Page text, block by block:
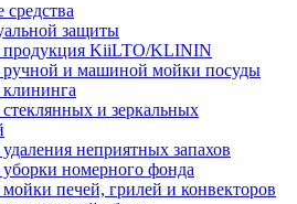
защиты
продукция KiiLTO/KLININ
ручной и машиной мойки посуды
клининга
и зеркальных
неприятных запахов
уборки номерного фонда
мойки печей, грилей и конвекторов